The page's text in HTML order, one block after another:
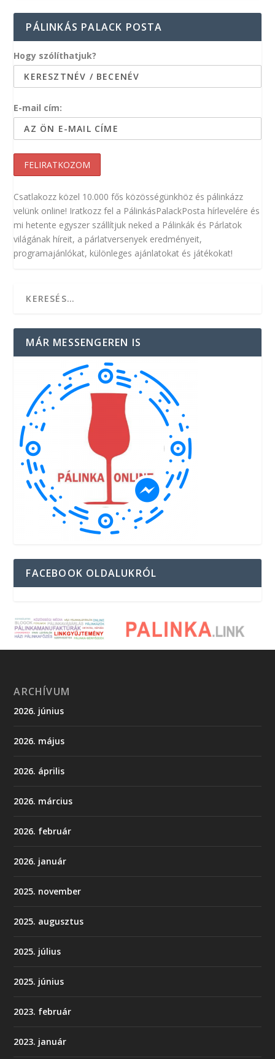
PÁLINKÁS PALACK POSTA
Hogy szólíthatjuk?
E-mail cím:
Csatlakozz közel 10.000 fős közösségünkhöz és pálinkázz
velünk online! Iratkozz fel a PálinkásPalackPosta hírlevelére és
mi hetente egyszer szállítjuk neked a Pálinkák és Párlatok
világának híreit, a párlatversenyek eredményeit,
programajánlókat, különleges ajánlatokat és játékokat!
MÁR MESSENGEREN IS
FACEBOOK OLDALUKRÓL
ARCHÍVUM
2026. június
2026. május
2026. április
2026. március
2026. február
2026. január
2025. november
2025. augusztus
2025. július
2025. június
2023. február
2023. január